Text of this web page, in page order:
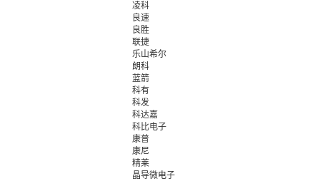
凌科
良速
良胜
联捷
乐山希尔
朗科
蓝箭
科有
科发
科达嘉
科比电子
康普
康尼
精莱
晶导微电子